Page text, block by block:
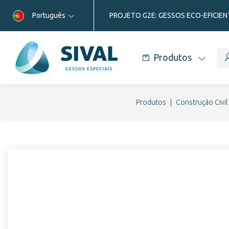
Português PROJETO G2E: GESSOS ECO-
Produtos
Produtos Construção Civil